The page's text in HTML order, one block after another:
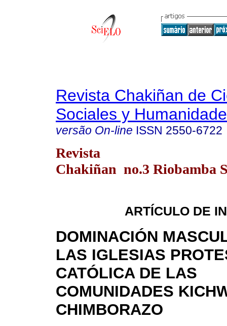
Revista Chakiñan de
Sociales y
versão On-line ISSN 2550-6722
Revista
Chakiñan no.3 Riobamba
ARTÍCULO DE
DOMINACIÓN
LAS IGLESIAS
CATÓLICA DE LAS
COMUNIDADES
CHIMBORAZO